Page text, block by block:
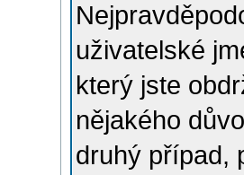
uživatelské
který jste
nějakého
druhý případ,